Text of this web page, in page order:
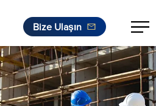
Bize Ulaşın